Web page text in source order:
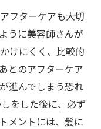
フターケアも大切
うに美容師さんが
けにくく、比較的
とのアフターケア
進んでしまう恐れ
をした後に、必ず
メントには、髪に